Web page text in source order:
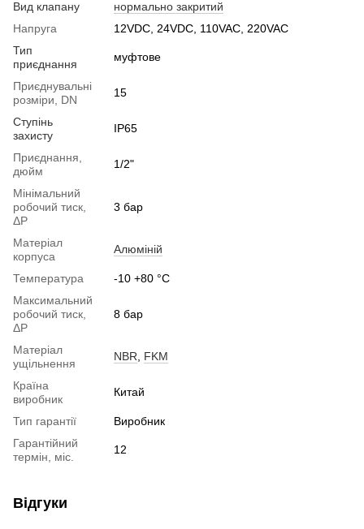
Вид клапану
нормально закритий
Напруга
12VDC, 24VDC, 110VAC, 220VAC
Тип
приєднання
муфтове
Приєднувальні
розміри, DN
15
Ступінь
захисту
IP65
Приєднання,
дюйм
1/2"
Мінімальний
робочий тиск,
ΔP
3 бар
Матеріал
корпуса
Алюміній
Температура
-10 +80 °С
Максимальний
робочий тиск,
ΔP
8 бар
Матеріал
ущільнення
NBR FKM
Країна
виробник
Китай
Тип гарантії
Виробник
Гарантійний
термін, міс.
12
Відгуки